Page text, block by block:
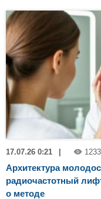
17.07.26 0:21 | 1233
Архитектура
радиочастотный
о методе